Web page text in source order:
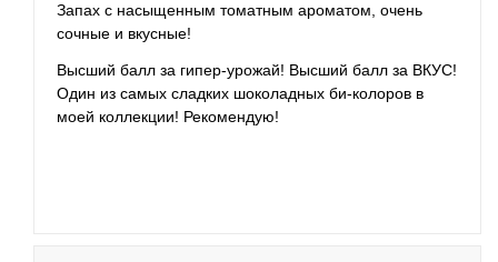
Запах с насыщенным томатным ароматом, очень
сочные и вкусные!
Высший балл за гипер-урожай! Высший балл за ВКУС!
Один из самых сладких шоколадных би-колоров в
моей коллекции! Рекомендую!